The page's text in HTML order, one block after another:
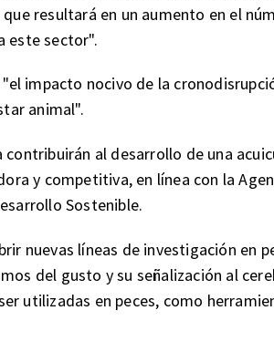
resultará en un aumento en el
este sector".
impacto nocivo de la
animal".
al desarrollo de una
y competitiva, en línea con la
Sostenible.
nuevas líneas de investigación en
del gusto y su señalización al
utilizadas en peces, como